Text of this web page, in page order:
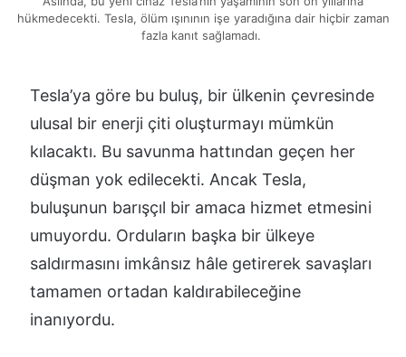
hükmedecekti. Tesla, ölüm ışınının işe yaradığına dair hiçbir zaman
fazla kanıt sağlamadı.
Tesla’ya göre bu buluş, bir ülkenin çevresinde
ulusal bir enerji çiti oluşturmayı mümkün
kılacaktı. Bu savunma hattından geçen her
düşman yok edilecekti. Ancak Tesla,
buluşunun barışçıl bir amaca hizmet etmesini
umuyordu. Orduların başka bir ülkeye
saldırmasını imkânsız hâle getirerek savaşları
tamamen ortadan kaldırabileceğine
inanıyordu.